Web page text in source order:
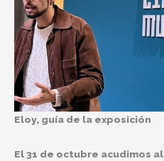
Eloy, guía de la exposición
El 31 de octubre acudimos al